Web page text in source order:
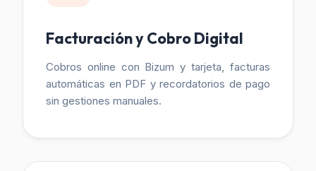
Facturación y Cobro Digital
Cobros online con Bizum y tarjeta, facturas
automáticas en PDF y recordatorios de pago
sin gestiones manuales.